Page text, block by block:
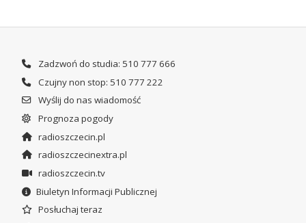
Zadzwoń do studia: 510 777 666
Czujny non stop: 510 777 222
Wyślij do nas wiadomość
Prognoza pogody
radioszczecin.pl
radioszczecinextra.pl
radioszczecin.tv
Biuletyn Informacji Publicznej
Posłuchaj teraz